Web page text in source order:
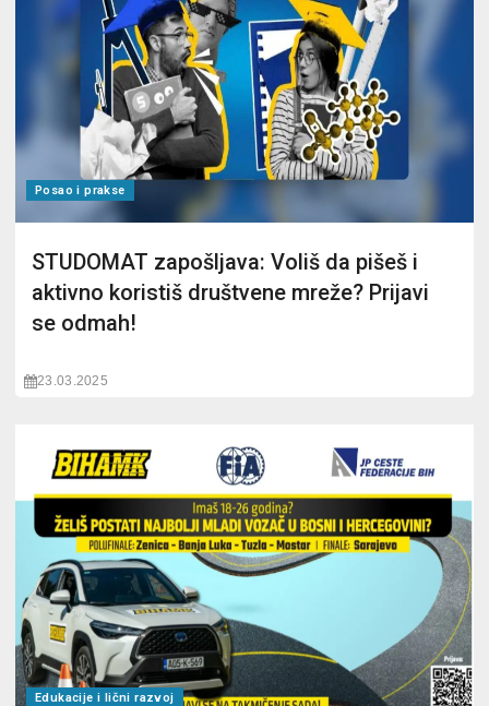
Posao i prakse
STUDOMAT zapošljava: Voliš da pišeš i
aktivno koristiš društvene mreže? Prijavi
se odmah!
23.03.2025
Edukacije i lični razvoj